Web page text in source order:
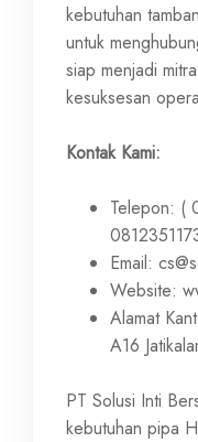
kebutuhan
untuk
siap menjadi
kesuksesan
Kontak Kami:
Telepon: (
Email:
Website:
Alamat
A16
PT Solusi Inti
kebutuhan pipa